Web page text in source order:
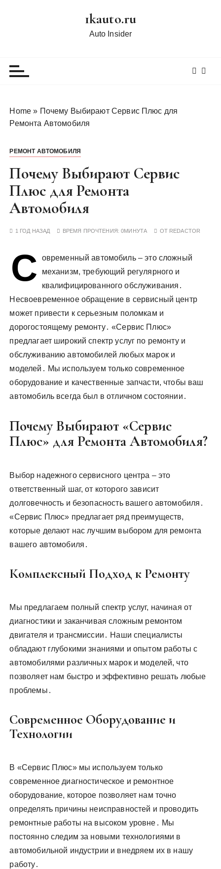
1kauto.ru
Auto Insider
Home » Почему Выбирают Сервис Плюс для
Ремонта Автомобиля
РЕМОНТ АВТОМОБИЛЯ
Почему Выбирают Сервис
Плюс для Ремонта
Автомобиля
1 ГОД НАЗАД ВРЕМЯ ПРОЧТЕНИЯ:0МИНУТА ОТ REDACTOR
С
овременный автомобиль – это сложный
механизм, требующий регулярного и
квалифицированного обслуживания․
Несвоевременное обращение в сервисный центр
может привести к серьезным поломкам и
дорогостоящему ремонту․ «Сервис Плюс»
предлагает широкий спектр услуг по ремонту и
обслуживанию автомобилей любых марок и
моделей․ Мы используем только современное
оборудование и качественные запчасти, чтобы ваш
автомобиль всегда был в отличном состоянии․
Почему Выбирают «Сервис
Плюс» для Ремонта Автомобиля?
Выбор надежного сервисного центра – это
ответственный шаг, от которого зависит
долговечность и безопасность вашего автомобиля․
«Сервис Плюс» предлагает ряд преимуществ,
которые делают нас лучшим выбором для ремонта
вашего автомобиля․
Комплексный Подход к Ремонту
Мы предлагаем полный спектр услуг, начиная от
диагностики и заканчивая сложным ремонтом
двигателя и трансмиссии․ Наши специалисты
обладают глубокими знаниями и опытом работы с
автомобилями различных марок и моделей, что
позволяет нам быстро и эффективно решать любые
проблемы․
Современное Оборудование и
Технологии
В «Сервис Плюс» мы используем только
современное диагностическое и ремонтное
оборудование, которое позволяет нам точно
определять причины неисправностей и проводить
ремонтные работы на высоком уровне․ Мы
постоянно следим за новыми технологиями в
автомобильной индустрии и внедряем их в нашу
работу․